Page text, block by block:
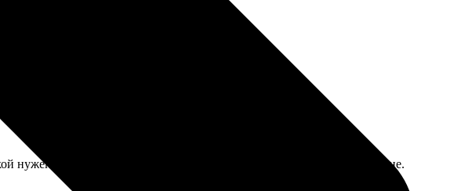
нужен фон, чтобы точно приняли. Визу дали, так что сервис на уровне.